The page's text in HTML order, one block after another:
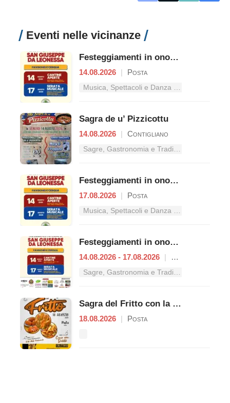
Eventi nelle vicinanze
Festeggiamenti in onore di San Giuseppe da Leonessa
14.08.2026 | Posta
Sagra de u’ Pizzicottu
14.08.2026 | Contigliano
Festeggiamenti in onore di San Giuseppe da Leonessa
17.08.2026 | Posta
Festeggiamenti in onore di San Giuseppe da Leonessa
14.08.2026 - 17.08.2026 |
Sagra del Fritto con la "Cena con Delitto"
18.08.2026 | Posta